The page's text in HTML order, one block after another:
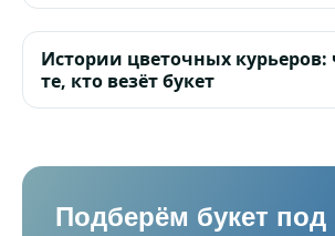
Истории цветочных курьеров:
те, кто везёт букет
Подберём букет под